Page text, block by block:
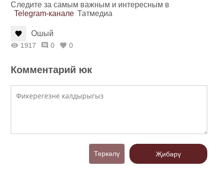
Следите за самым важным и интересным в
Telegram-канале Татмедиа
Ошый
1917 0 0
Комментарий юк
Теркәлү Җибәрү